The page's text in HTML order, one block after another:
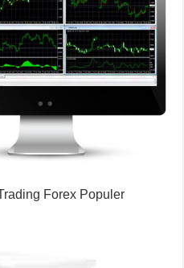
Forex Populer